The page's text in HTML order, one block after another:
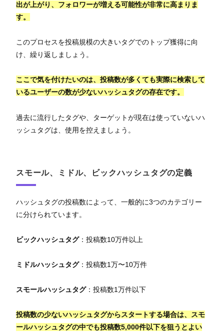
出が上がり、フォロワーが増える可能性が非常に高まりま
す。
このプロセスを投稿規模の大きいタグでのトップ獲得に向
け、繰り返しましょう。
ここで気を付けたいのは、投稿数が多くても実際に検索して
いるユーザーの数が少ないハッシュタグの存在です。
過去に流行したタグや、ターゲットが現在は使っていないハ
ッシュタグは、使用を控えましょう。
スモール、ミドル、ビックハッシュタグの定義
ハッシュタグの投稿数によって、一般的に3つのカテゴリー
に分けられています。
ビックハッシュタグ：投稿数10万件以上
ミドルハッシュタグ：投稿数1万〜10万件
スモールハッシュタグ：投稿数1万件以下
投稿数の少ないハッシュタグからスタートする場合は、スモ
ールハッシュタグの中でも投稿数5,000件以下を狙うとよい